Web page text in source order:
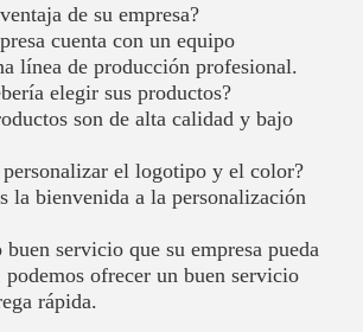
de su empresa?
cuenta con un equipo
línea de producción profesional.
elegir sus productos?
son de alta calidad y bajo
personalizar el logotipo y el color?
la bienvenida a la personalización
servicio que su empresa pueda
ofrecer un buen servicio
rápida.